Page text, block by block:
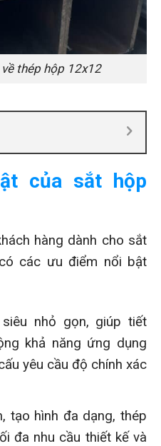
thép hộp 12x12
của sắt hộp
hàng dành cho sắt
các ưu điểm nổi bật
nhỏ gọn, giúp tiết
khả năng ứng dụng
yêu cầu độ chính xác
tạo hình đa dạng, thép
đa nhu cầu thiết kế và